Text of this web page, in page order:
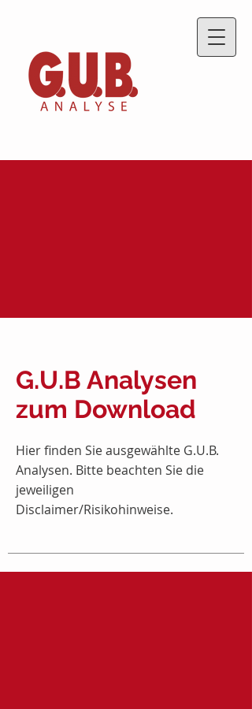
G.U.B Analysen
zum Download
Hier finden Sie ausgewählte G.U.B.
Analysen. Bitte beachten Sie die
jeweiligen
Disclaimer/Risikohinweise.